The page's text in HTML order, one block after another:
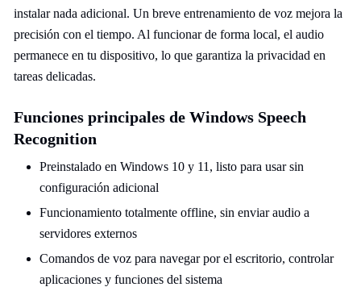
instalar nada adicional. Un breve entrenamiento de voz mejora la
precisión con el tiempo. Al funcionar de forma local, el audio
permanece en tu dispositivo, lo que garantiza la privacidad en
tareas delicadas.
Funciones principales de Windows Speech
Recognition
Preinstalado en Windows 10 y 11, listo para usar sin
configuración adicional
Funcionamiento totalmente offline, sin enviar audio a
servidores externos
Comandos de voz para navegar por el escritorio, controlar
aplicaciones y funciones del sistema